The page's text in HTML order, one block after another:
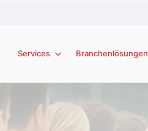
Services Branchenlösungen